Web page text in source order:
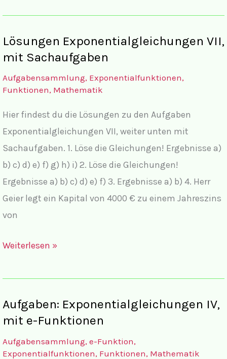
Sachaufgaben
Lösungen Exponentialgleichungen VII,
mit Sachaufgaben
Aufgabensammlung, Exponentialfunktionen,
Funktionen, Mathematik
Hier findest du die Lösungen zu den Aufgaben
Exponentialgleichungen VII, weiter unten mit
Sachaufgaben. 1. Löse die Gleichungen! Ergebnisse a)
b) c) d) e) f) g) h) i) 2. Löse die Gleichungen!
Ergebnisse a) b) c) d) e) f) 3. Ergebnisse a) b) 4. Herr
Geier legt ein Kapital von 4000 € zu einem Jahreszins
von
Lösungen
VII,
Sachaufgaben
Weiterlesen »
Aufgaben: Exponentialgleichungen IV,
mit e-Funktionen
Aufgabensammlung, e-Funktion,
Exponentialfunktionen, Funktionen, Mathematik